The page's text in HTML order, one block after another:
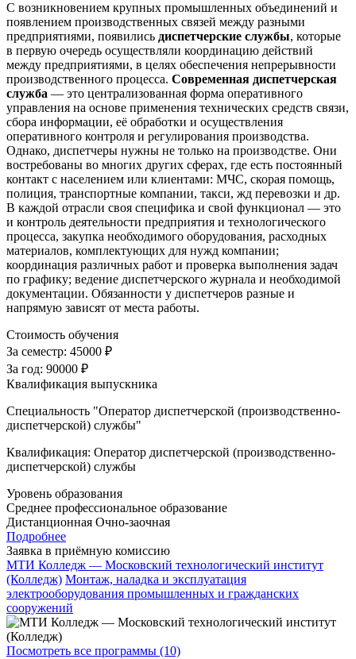
С возникновением крупных промышленных объединений и
появлением производственных связей между разными
предприятиями, появились диспетчерские службы, которые
в первую очередь осуществляли координацию действий
между предприятиями, в целях обеспечения непрерывности
производственного процесса. Современная диспетчерская
служба — это централизованная форма оперативного
управления на основе применения технических средств связи,
сбора информации, её обработки и осуществления
оперативного контроля и регулирования производства.
Однако, диспетчеры нужны не только на производстве. Они
востребованы во многих других сферах, где есть постоянный
контакт с населением или клиентами: МЧС, скорая помощь,
полиция, транспортные компании, такси, жд перевозки и др.
В каждой отрасли своя специфика и свой функционал — это
и контроль деятельности предприятия и технологического
процесса, закупка необходимого оборудования, расходных
материалов, комплектующих для нужд компании;
координация различных работ и проверка выполнения задач
по графику; ведение диспетчерского журнала и необходимой
документации. Обязанности у диспетчеров разные и
напрямую зависят от места работы.
Стоимость обучения
За семестр: 45000 ₽
За год: 90000 ₽
Квалификация выпускника
Специальность "Оператор диспетчерской (производственно-
диспетчерской) службы"
Квалификация: Оператор диспетчерской (производственно-
диспетчерской) службы
Уровень образования
Среднее профессиональное образование
Дистанционная Очно-заочная
Подробнее
Заявка в приёмную комиссию
МТИ Колледж — Московский технологический институт
(Колледж) Монтаж, наладка и эксплуатация
электрооборудования промышленных и гражданских
сооружений
Посмотреть все программы (10)